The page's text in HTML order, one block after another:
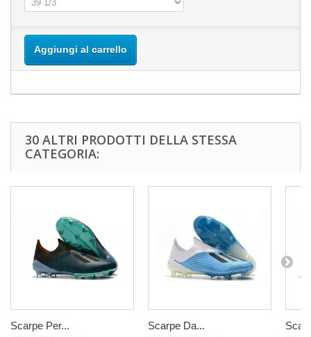
Aggiungi al carrello
30 ALTRI PRODOTTI DELLA STESSA
CATEGORIA:
Scarpe Per... Scarpe Da...